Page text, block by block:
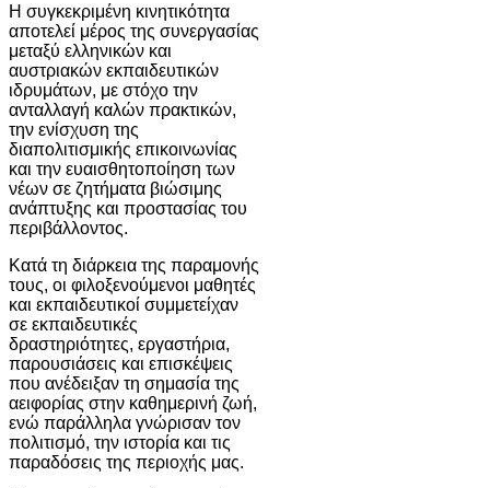
Η συγκεκριμένη κινητικότητα
αποτελεί μέρος της συνεργασίας
μεταξύ ελληνικών και
αυστριακών εκπαιδευτικών
ιδρυμάτων, με στόχο την
ανταλλαγή καλών πρακτικών,
την ενίσχυση της
διαπολιτισμικής επικοινωνίας
και την ευαισθητοποίηση των
νέων σε ζητήματα βιώσιμης
ανάπτυξης και προστασίας του
περιβάλλοντος.
Κατά τη διάρκεια της παραμονής
τους, οι φιλοξενούμενοι μαθητές
και εκπαιδευτικοί συμμετείχαν
σε εκπαιδευτικές
δραστηριότητες, εργαστήρια,
παρουσιάσεις και επισκέψεις
που ανέδειξαν τη σημασία της
αειφορίας στην καθημερινή ζωή,
ενώ παράλληλα γνώρισαν τον
πολιτισμό, την ιστορία και τις
παραδόσεις της περιοχής μας.